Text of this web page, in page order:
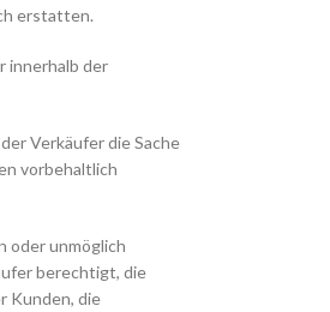
erstatten.
innerhalb der
Verkäufer die Sache
vorbehaltlich
oder unmöglich
berechtigt, die
Kunden, die